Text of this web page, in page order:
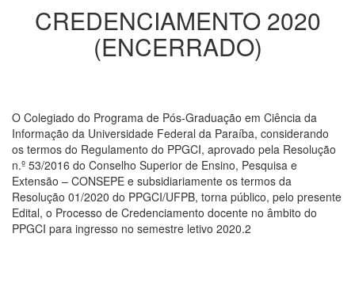
CREDENCIAMENTO 2020
(ENCERRADO)
O Colegiado do Programa de Pós-Graduação em Ciência da
Informação da Universidade Federal da Paraíba, considerando
os termos do Regulamento do PPGCI, aprovado pela Resolução
n.º 53/2016 do Conselho Superior de Ensino, Pesquisa e
Extensão – CONSEPE e subsidiariamente os termos da
Resolução 01/2020 do PPGCI/UFPB, torna público, pelo presente
Edital, o Processo de Credenciamento docente no âmbito do
PPGCI para ingresso no semestre letivo 2020.2